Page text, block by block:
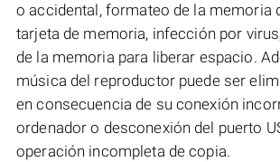
o accidental, formateo de la memoria
tarjeta de memoria, infección por
de la memoria para liberar espacio.
música del reproductor puede ser
en consecuencia de su conexión
ordenador o desconexión del puerto
operación incompleta de copia.